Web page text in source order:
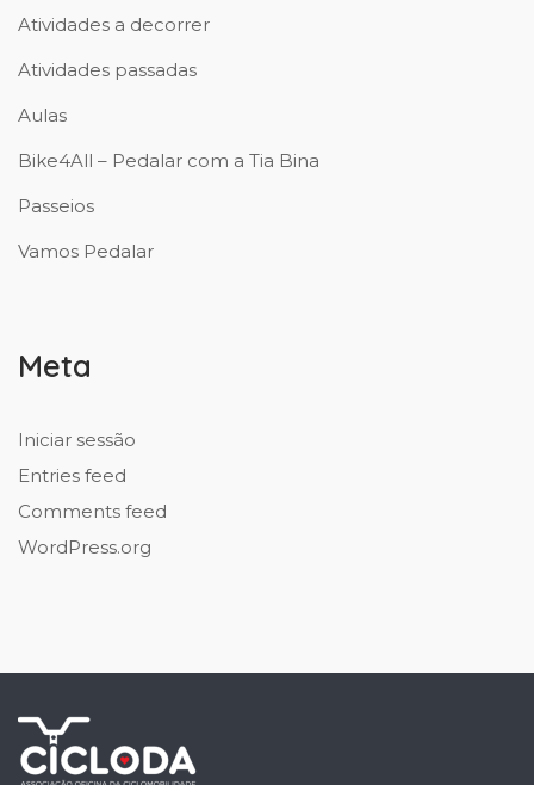
Atividades a decorrer
Atividades passadas
Aulas
Bike4All – Pedalar com a Tia Bina
Passeios
Vamos Pedalar
Meta
Iniciar sessão
Entries feed
Comments feed
WordPress.org